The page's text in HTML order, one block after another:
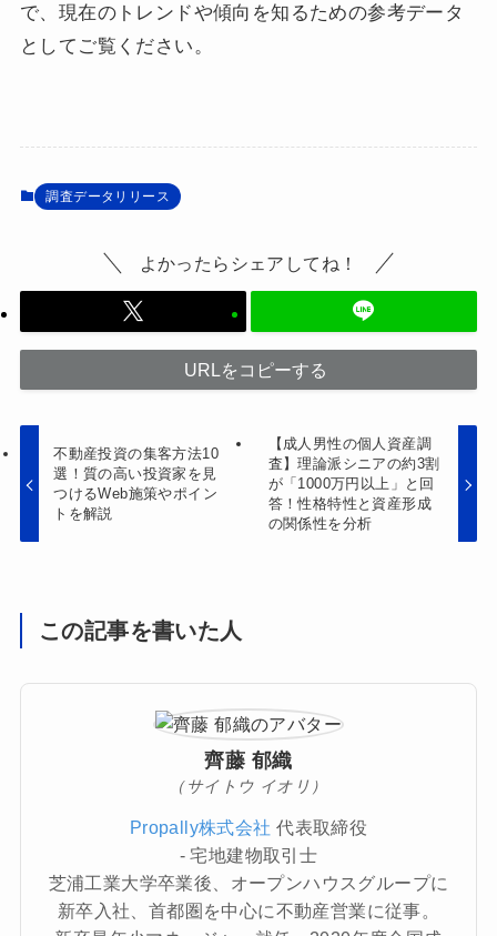
で、現在のトレンドや傾向を知るための参考データ
としてご覧ください。
調査データリリース
よかったらシェアしてね！
URLをコピーする
不動産投資の集客方法10
選！質の高い投資家を見
つけるWeb施策やポイン
トを解説
【成人男性の個人資産調
査】理論派シニアの約3割
が「1000万円以上」と回
答！性格特性と資産形成
の関係性を分析
この記事を書いた人
齊藤 郁織
（サイトウ イオリ）
Propally株式会社 代表取締役
- 宅地建物取引士
芝浦工業大学卒業後、オープンハウスグループに
新卒入社、首都圏を中心に不動産営業に従事。